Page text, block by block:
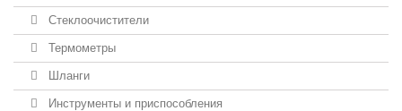
Стеклоочистители
Термометры
Шланги
Инструменты и приспособления